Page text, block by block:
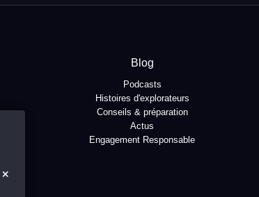
Blog
Podcasts
Histoires d'explorateurs
Conseils & préparation
Actus
Engagement Responsable